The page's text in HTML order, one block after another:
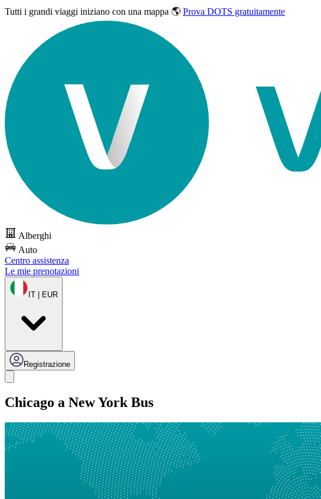
Tutti i grandi viaggi iniziano con una mappa 🌎 Prova DOTS gratuitamente
Alberghi
Auto
Centro assistenza
Le mie prenotazioni
IT | EUR
Registrazione
Chicago a New York Bus